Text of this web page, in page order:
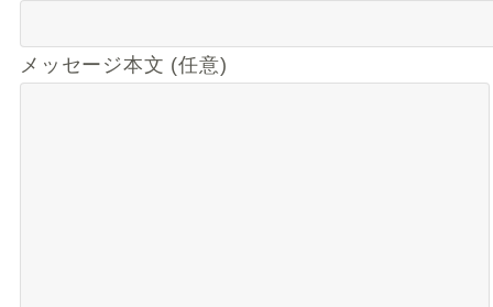
メッセージ本文 (任意)